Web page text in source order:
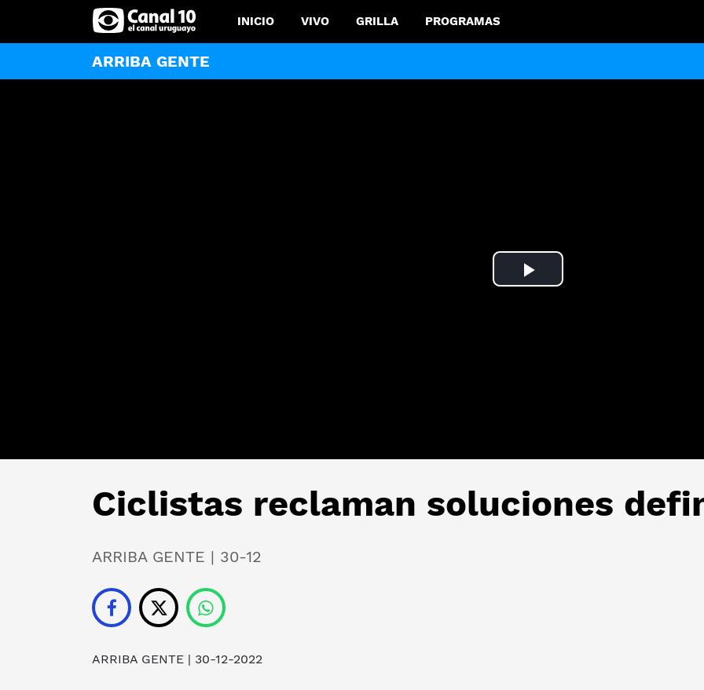
INICIO VIVO GRILLA PROGRAMAS
ARRIBA GENTE
Play
Ciclistas reclaman soluciones
ARRIBA GENTE | 30-12
ARRIBA GENTE | 30-12-2022